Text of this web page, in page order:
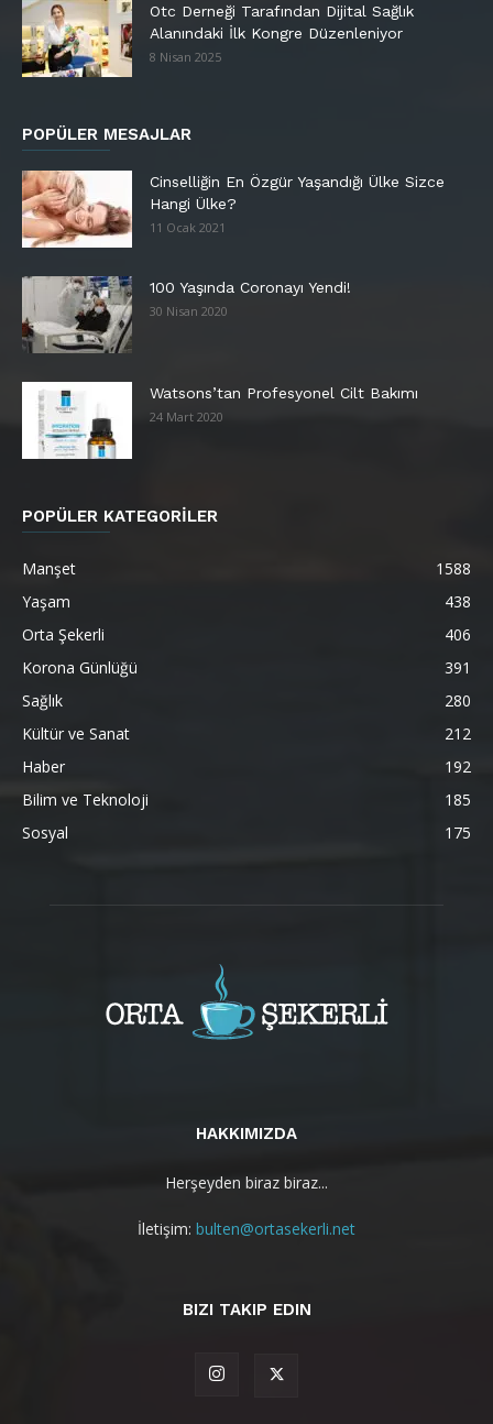
Otc Derneği Tarafından Dijital Sağlık
Alanındaki İlk Kongre Düzenleniyor
8 Nisan 2025
POPÜLER MESAJLAR
Cinselliğin En Özgür Yaşandığı Ülke Sizce
Hangi Ülke?
11 Ocak 2021
100 Yaşında Coronayı Yendi!
30 Nisan 2020
Watsons’tan Profesyonel Cilt Bakımı
24 Mart 2020
POPÜLER KATEGORİLER
Manşet
1588
Yaşam
438
Orta Şekerli
406
Korona Günlüğü
391
Sağlık
280
Kültür ve Sanat
212
Haber
192
Bilim ve Teknoloji
185
Sosyal
175
HAKKIMIZDA
Herşeyden biraz biraz...
İletişim: bulten@ortasekerli.net
BIZI TAKIP EDIN